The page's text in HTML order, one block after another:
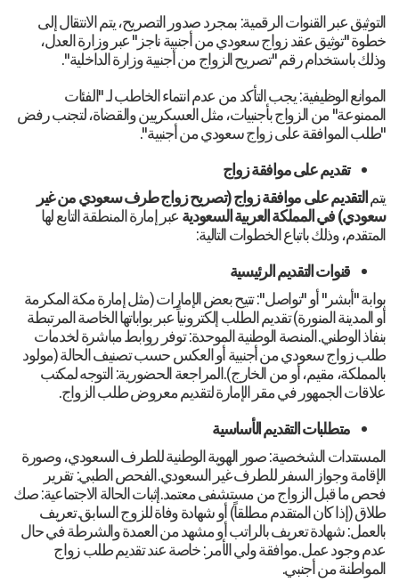
التوثيق عبر القنوات الرقمية: بمجرد صدور التصريح، يتم الانتقال إلى
خطوة "توثيق عقد زواج سعودي من أجنبية ناجز" عبر وزارة العدل،
وذلك باستخدام رقم "تصريح الزواج من أجنبية وزارة الداخلية".
الموانع الوظيفية: يجب التأكد من عدم انتماء الخاطب لـ "الفئات
الممنوعة" من الزواج بأجنبيات، مثل العسكريين والقضاة، لتجنب رفض
"طلب الموافقة على زواج سعودي من أجنبية".
تقديم على موافقة زواج
يتمالتقديم على موافقة زواج (تصريح زواج طرف سعودي من غير
سعودي) في المملكة العربية السعوديةعبر إمارة المنطقة التابع لها
المتقدم، وذلك باتباع الخطوات التالية:
قنوات التقديم الرئيسية
بوابة "أبشر" أو "تواصل": تتيح بعض الإمارات (مثل إمارة مكة المكرمة
أو المدينة المنورة) تقديم الطلب إلكترونياً عبر بواباتها الخاصة المرتبطة
بنفاذ الوطني.المنصة الوطنية الموحدة: توفر روابط مباشرة لخدمات
طلب زواج سعودي من أجنبية أو العكس حسب تصنيف الحالة (مولود
بالمملكة، مقيم، أو من الخارج).المراجعة الحضورية: التوجه لمكتب
علاقات الجمهور في مقر الإمارة لتقديم معروض طلب الزواج.
متطلبات التقديم الأساسية
المستندات الشخصية: صور الهوية الوطنية للطرف السعودي، وصورة
الإقامة وجواز السفر للطرف غير السعودي.الفحص الطبي: تقرير
فحص ما قبل الزواج من مستشفى معتمد.إثبات الحالة الاجتماعية: صك
طلاق (إذا كان المتقدم مطلقاً) أو شهادة وفاة للزوج السابق.تعريف
بالعمل: شهادة تعريف بالراتب أو مشهد من العمدة والشرطة في حال
عدم وجود عمل.موافقة ولي الأمر: خاصة عند تقديم طلب زواج
المواطنة من أجنبي.